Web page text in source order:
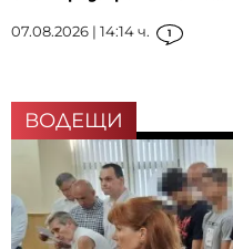
07.08.2026 | 14:14 ч. 1
ВОДЕЩИ